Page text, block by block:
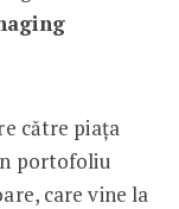
către piața
portofoliu
care vine la